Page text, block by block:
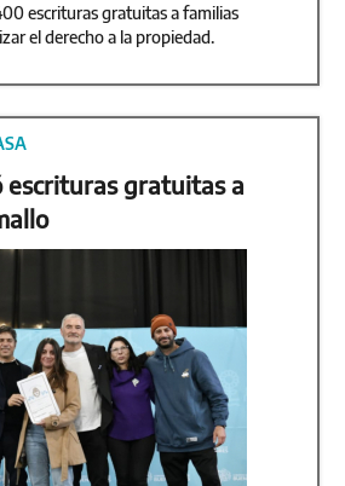
escrituras gratuitas a familias
el derecho a la propiedad.
gratuitas a